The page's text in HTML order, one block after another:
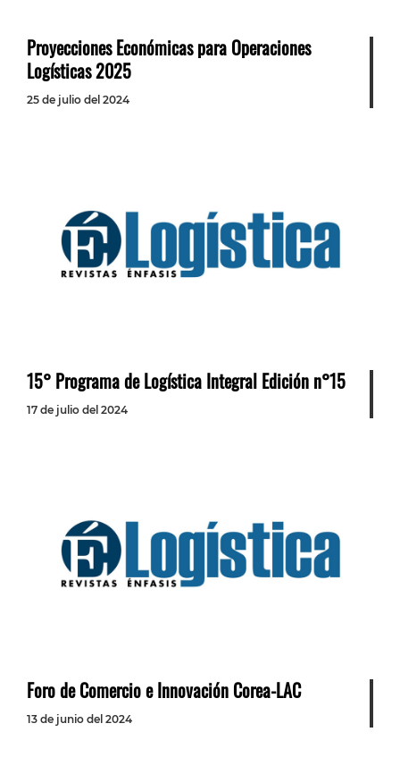
Proyecciones Económicas para Operaciones
Logísticas 2025
25 de julio del 2024
15° Programa de Logística Integral Edición n°15
17 de julio del 2024
Foro de Comercio e Innovación Corea-LAC
13 de junio del 2024